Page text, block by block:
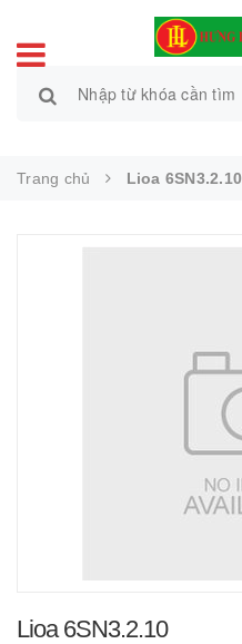
Trang chủ Lioa 6SN3.2.10
Lioa 6SN3.2.10